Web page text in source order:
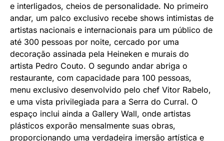
e interligados, cheios de personalidade. No primeiro
andar, um palco exclusivo recebe shows intimistas de
artistas nacionais e internacionais para um público de
até 300 pessoas por noite, cercado por uma
decoração assinada pela Heineken e murais do
artista Pedro Couto. O segundo andar abriga o
restaurante, com capacidade para 100 pessoas,
menu exclusivo desenvolvido pelo chef Vitor Rabelo,
e uma vista privilegiada para a Serra do Curral. O
espaço inclui ainda a Gallery Wall, onde artistas
plásticos exporão mensalmente suas obras,
proporcionando uma verdadeira imersão artística e